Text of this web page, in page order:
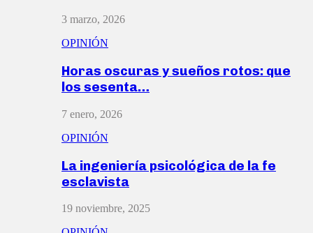
3 marzo, 2026
OPINIÓN
Horas oscuras y sueños rotos: que
los sesenta…
7 enero, 2026
OPINIÓN
La ingeniería psicológica de la fe
esclavista
19 noviembre, 2025